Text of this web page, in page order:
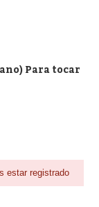
Para tocar
estar registrado